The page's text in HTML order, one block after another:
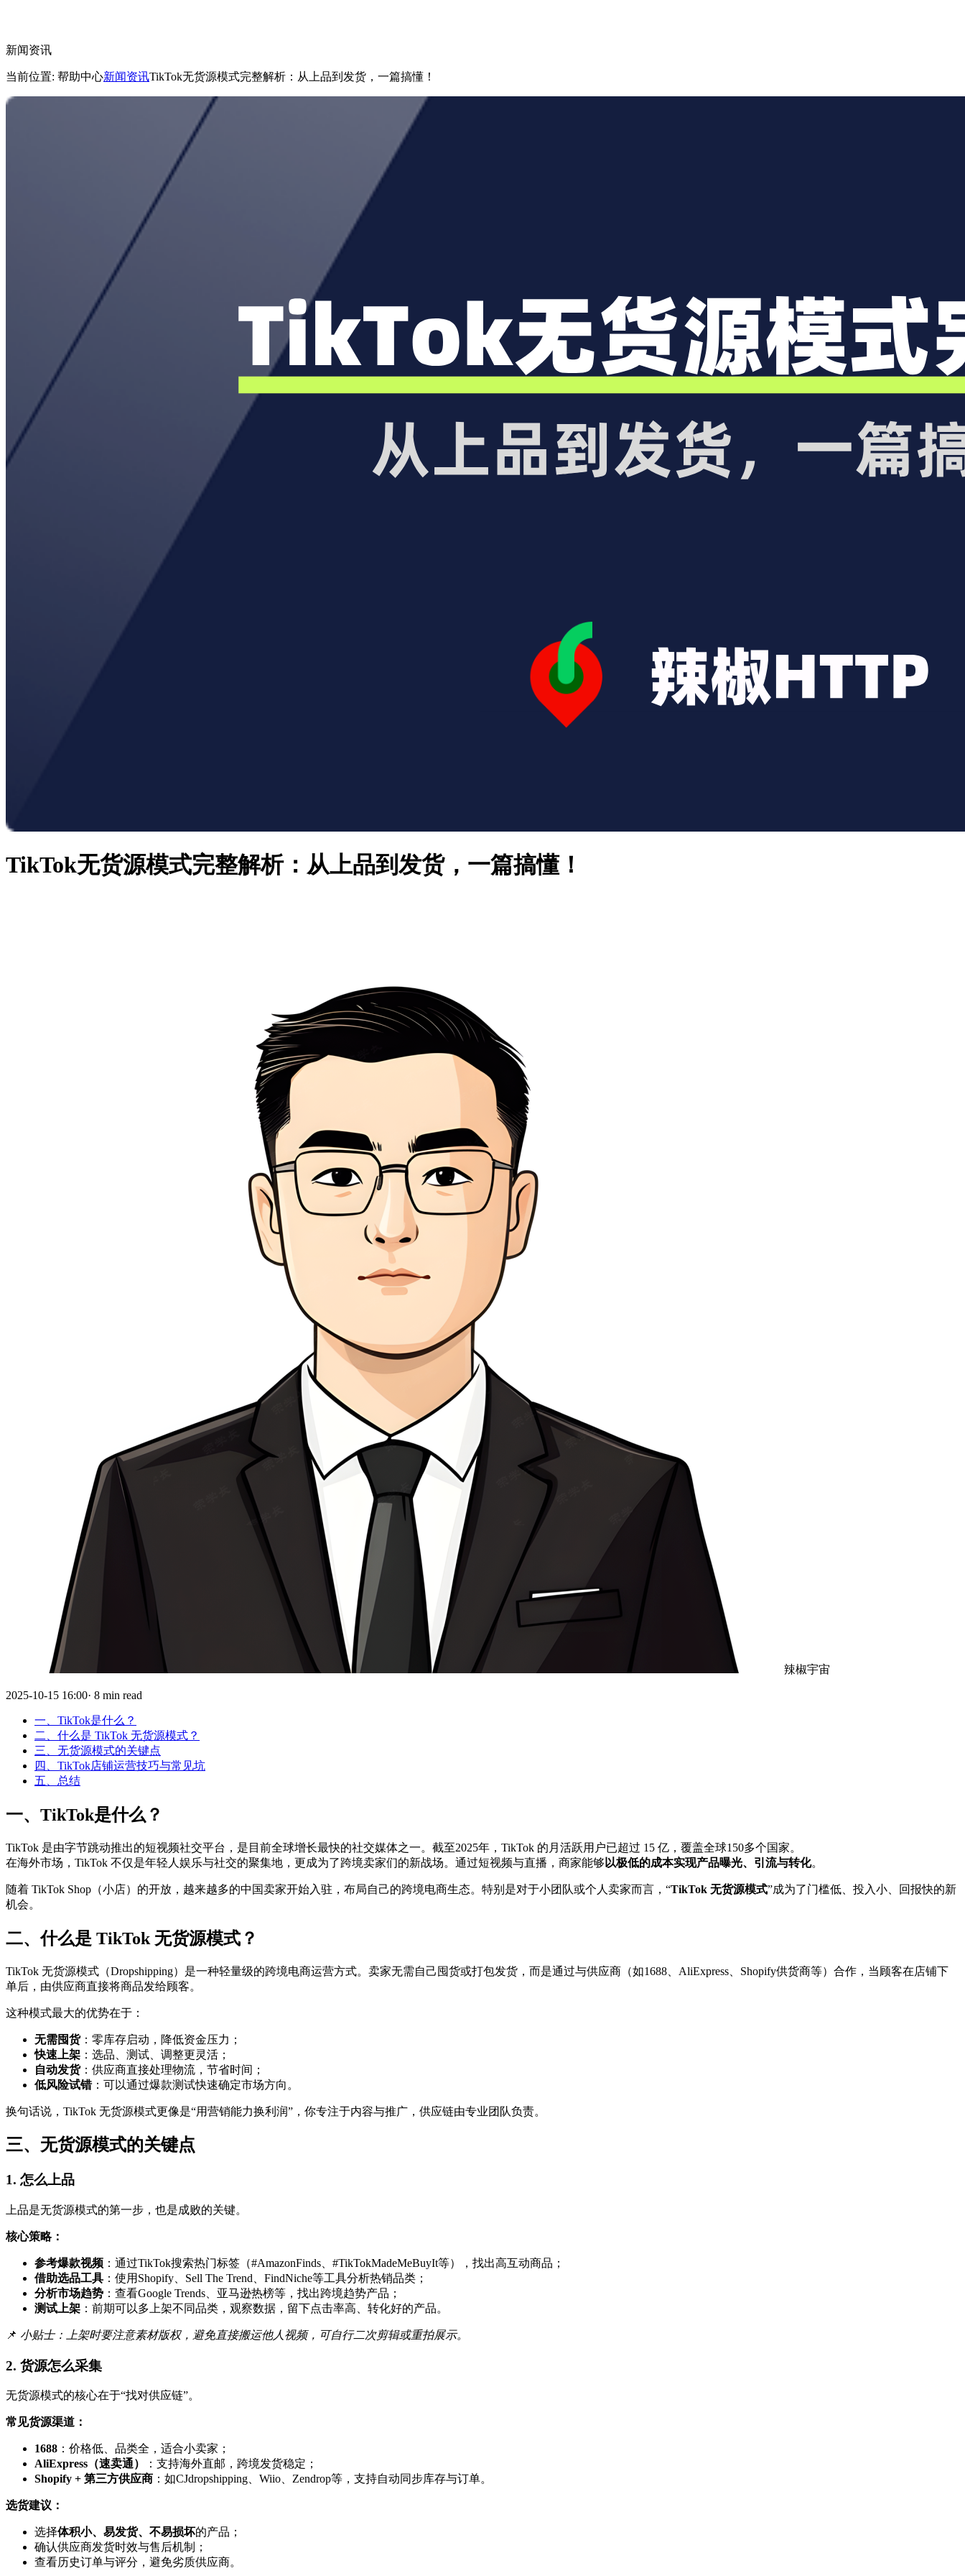
新闻资讯
当前位置: 帮助中心新闻资讯TikTok无货源模式完整解析：从上品到发货，一篇搞懂！
TikTok无货源模式完整解析：从上品到发货，一篇搞懂！
辣椒宇宙
2025-10-15 16:00· 8 min read
一、TikTok是什么？
二、什么是 TikTok 无货源模式？
三、无货源模式的关键点
四、TikTok店铺运营技巧与常见坑
五、总结
一、TikTok是什么？
TikTok 是由字节跳动推出的短视频社交平台，是目前全球增长最快的社交媒体之一。截至2025年，TikTok 的月活跃用户已超过 15 亿，覆盖全球150多个国家。
在海外市场，TikTok 不仅是年轻人娱乐与社交的聚集地，更成为了跨境卖家们的新战场。通过短视频与直播，商家能够 以极低的成本实现产品曝光、引流与转化。
随着 TikTok Shop（小店）的开放，越来越多的中国卖家开始入驻，布局自己的跨境电商生态。特别是对于小团队或个人卖家而言，“TikTok 无货源模式”成为了门槛低、投入小、回报快的新
机会。
二、什么是 TikTok 无货源模式？
TikTok 无货源模式（Dropshipping）是一种轻量级的跨境电商运营方式。卖家无需自己囤货或打包发货，而是通过与供应商（如1688、AliExpress、Shopify供货商等）合作，当顾客在店铺下
单后，由供应商直接将商品发给顾客。
这种模式最大的优势在于：
无需囤货：零库存启动，降低资金压力；
快速上架 ：选品、测试、调整更灵活；
自动发货：供应商直接处理物流，节省时间；
低风险试错：可以通过爆款测试快速确定市场方向。
换句话说，TikTok 无货源模式更像是“用营销能力换利润”，你专注于内容与推广，供应链由专业团队负责。
三、无货源模式的关键点
1. 怎么上品
上品是无货源模式的第一步，也是成败的关键。
核心策略：
参考爆款视频 ：通过TikTok搜索热门标签（#AmazonFinds、#TikTokMadeMeBuyIt等），找出高互动商品；
借助选品工具 ：使用Shopify、Sell The Trend、FindNiche等工具分析热销品类；
分析市场趋势 ：查看Google Trends、亚马逊热榜等，找出跨境趋势产品；
测试上架 ：前期可以多上架不同品类，观察数据，留下点击率高、转化好的产品。
📌 小贴士：上架时要注意素材版权，避免直接搬运他人视频，可自行二次剪辑或重拍展示。
2. 货源怎么采集
无货源模式的核心在于“找对供应链”。
常见货源渠道：
1688 ：价格低、品类全，适合小卖家；
AliExpress（速卖通）
：支持海外直邮，跨境发货稳定；
Shopify + 第三方供应商 ：如CJdropshipping、Wiio、Zendrop等，支持自动同步库存与订单。
选货建议：
选择体积小、易发货、不易损坏的产品；
确认供应商发货时效与售后机制；
查看历史订单与评分，避免劣质供应商。